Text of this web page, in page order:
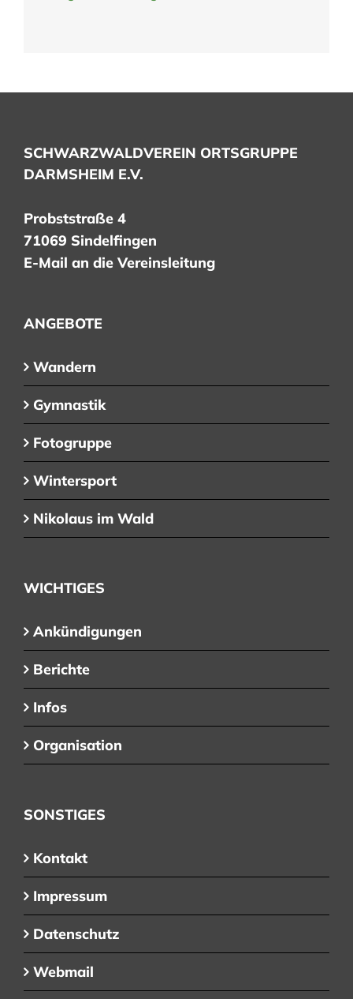
SCHWARZWALDVEREIN ORTSGRUPPE
DARMSHEIM E.V.
Probststraße 4
71069 Sindelfingen
E-Mail an die Vereinsleitung
ANGEBOTE
Wandern
Gymnastik
Fotogruppe
Wintersport
Nikolaus im Wald
WICHTIGES
Ankündigungen
Berichte
Infos
Organisation
SONSTIGES
Kontakt
Impressum
Datenschutz
Webmail